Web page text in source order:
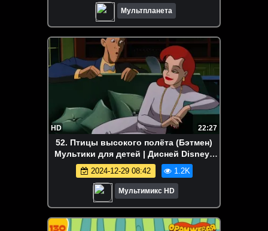
Мультпланета
HD 22:27
52. Птицы высокого полёта (Бэтмен)
Мультики для детей | Дисней Disney |
NetFlix Мультсериал
2024-12-29 08:42 1.2K
Мультимикс HD